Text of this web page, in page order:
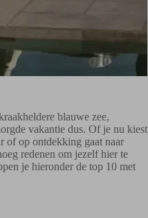
blauwe zee,
vakantie dus. Of je nu kiest
of op ontdekking gaat naar
redenen om jezelf hier te
je hieronder de top 10 met